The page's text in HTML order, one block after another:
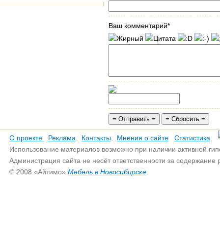
Ваш комментарий*
О проекте Реклама Контакты Мнения о сайте
Статистика
Использование материалов возможно при наличии активной
Администрация сайта не несёт ответственности за
© 2008 «Айтимо» Мебель в Новосибирске